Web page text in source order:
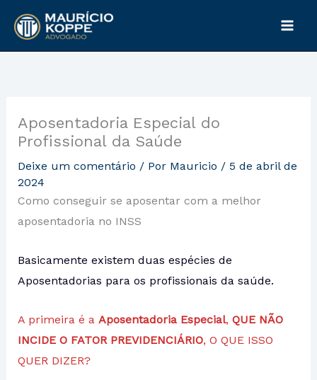
para
o
Aposentadoria Especial do
Profissional da Saúde
Deixe um comentário / Por Mauricio / 5 de abril de
2024
Como conseguir se aposentar com a melhor
aposentadoria no INSS
Basicamente existem duas espécies de
Aposentadorias para os profissionais da saúde.
A primeira é a Aposentadoria Especial, QUE NÃO
INCIDE O FATOR PREVIDENCIÁRIO, O QUE ISSO
QUER DIZER?
e
s
i
s
a